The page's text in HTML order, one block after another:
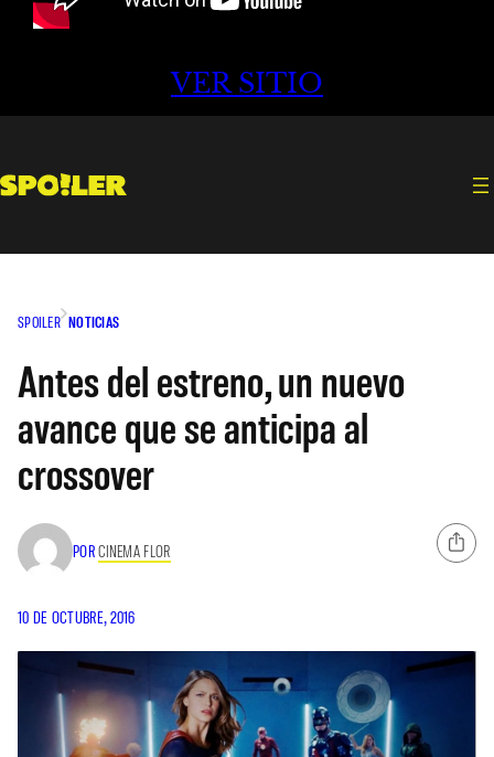
VER SITIO
SPOILER NOTICIAS
Antes del estreno, un nuevo
avance que se anticipa al
crossover
PORCINEMA FLOR
10 DE OCTUBRE, 2016